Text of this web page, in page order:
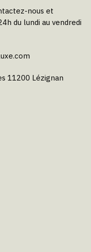
nous et
du lundi au vendredi
11200 Lézignan